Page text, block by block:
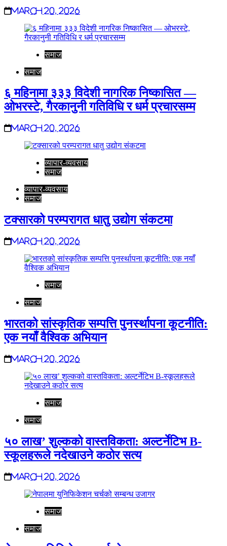
March 20, 2026
समाज
समाज
६ महिनामा ३३३ विदेशी नागरिक निष्कासित —
ओभरस्टे, गैरकानुनी गतिविधि र धर्म प्रचारसम्म
March 20, 2026
व्यापार-व्यवसाय
समाज
व्यापार-व्यवसाय
समाज
टक्सारको परम्परागत धातु उद्योग संकटमा
March 20, 2026
समाज
समाज
भारतको सांस्कृतिक सम्पत्ति पुनर्स्थापना कूटनीति:
एक नयाँ वैश्विक अभियान
March 20, 2026
समाज
समाज
५० लाख’ शुल्कको वास्तविकता: अल्टर्नेटिभ B-
स्कूलहरूले नदेखाउने कठोर सत्य
March 20, 2026
समाज
समाज